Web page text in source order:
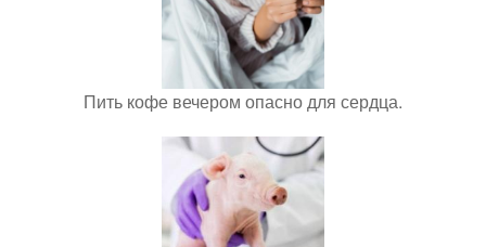
Пить кофе вечером опасно для сердца.